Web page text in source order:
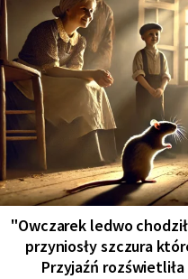
"Owczarek ledwo
przyniosły szczura
Przyjaźń